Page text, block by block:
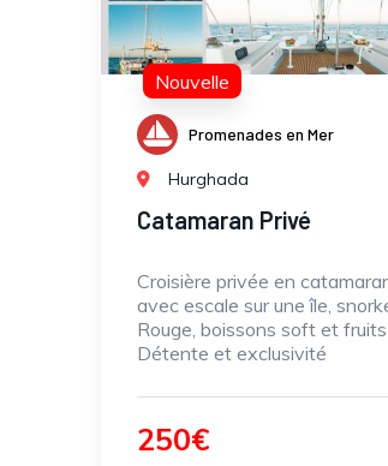
Nouvelle
Promenades en Mer
Hurghada
Catamaran Privé
Croisière privée en
avec escale sur une île,
Rouge, boissons soft et fruits
Détente et exclusivité
250€